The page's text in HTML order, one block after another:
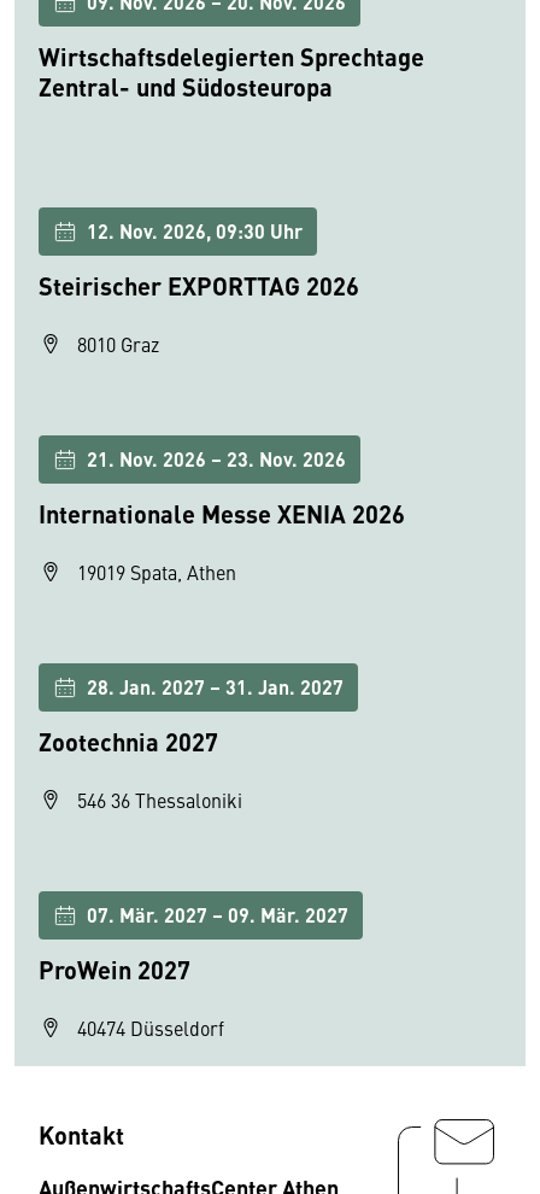
Wirtschaftsdelegierten Sprechtage
Zentral- und Südosteuropa
12. Nov. 2026, 09:30 Uhr
Steirischer EXPORTTAG 2026
8010 Graz
21. Nov. 2026 – 23. Nov. 2026
Internationale Messe XENIA 2026
19019 Spata, Athen
28. Jan. 2027 – 31. Jan. 2027
Zootechnia 2027
546 36 Thessaloniki
07. Mär. 2027 – 09. Mär. 2027
ProWein 2027
40474 Düsseldorf
Kontakt
AußenwirtschaftsCenter Athen